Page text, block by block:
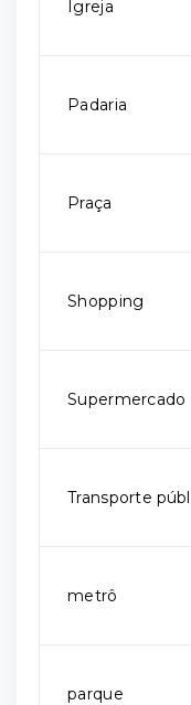
Igreja
Padaria
Praça
Shopping
Supermercado
Transporte
metrô
parque